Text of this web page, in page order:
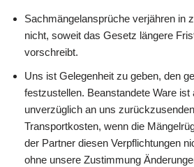
Sachmängelansprüche verjähren in
nicht, soweit das Gesetz längere
vorschreibt.
Uns ist Gelegenheit zu geben, den
festzustellen. Beanstandete Ware ist
unverzüglich an uns
Transportkosten, wenn die
der Partner diesen Verpflichtungen
ohne unsere Zustimmung